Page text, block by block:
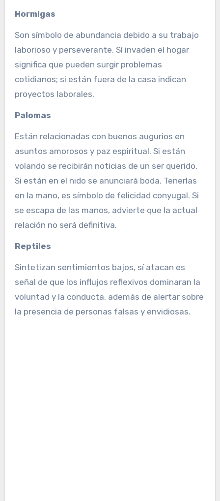
Hormigas
Son símbolo de abundancia debido a su trabajo
laborioso y perseverante. Sí invaden el hogar
significa que pueden surgir problemas
cotidianos; si están fuera de la casa indican
proyectos laborales.
Palomas
Están relacionadas con buenos augurios en
asuntos amorosos y paz espiritual. Si están
volando se recibirán noticias de un ser querido.
Si están en el nido se anunciará boda. Tenerlas
en la mano, es símbolo de felicidad conyugal. Si
se escapa de las manos, advierte que la actual
relación no será definitiva.
Reptiles
Sintetizan sentimientos bajos, sí atacan es
señal de que los influjos reflexivos dominaran la
voluntad y la conducta, además de alertar sobre
la presencia de personas falsas y envidiosas.